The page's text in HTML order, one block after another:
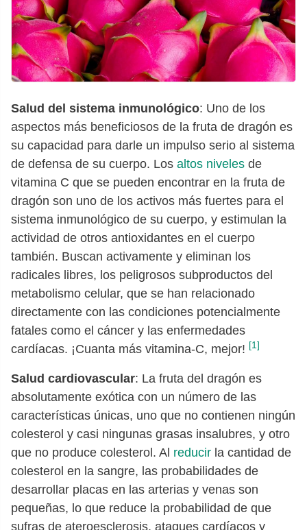
Salud del sistema inmunológico: Uno de los
aspectos más beneficiosos de la fruta de dragón es
su capacidad para darle un impulso serio al sistema
de defensa de su cuerpo. Los altos niveles de
vitamina C que se pueden encontrar en la fruta de
dragón son uno de los activos más fuertes para el
sistema inmunológico de su cuerpo, y estimulan la
actividad de otros antioxidantes en el cuerpo
también. Buscan activamente y eliminan los
radicales libres, los peligrosos subproductos del
metabolismo celular, que se han relacionado
directamente con las condiciones potencialmente
fatales como el cáncer y las enfermedades
cardíacas. ¡Cuanta más vitamina-C, mejor! [1]
Salud cardiovascular: La fruta del dragón es
absolutamente exótica con un número de las
características únicas, uno que no contienen ningún
colesterol y casi ningunas grasas insalubres, y otro
que no produce colesterol. Al reducir la cantidad de
colesterol en la sangre, las probabilidades de
desarrollar placas en las arterias y venas son
pequeñas, lo que reduce la probabilidad de que
sufras de ateroesclerosis, ataques cardíacos y